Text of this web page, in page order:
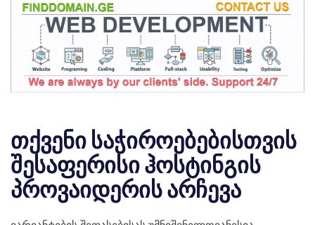
თქვენი საჭიროებებისთვის
შესაფერისი ჰოსტინგის
პროვაიდერის არჩევა